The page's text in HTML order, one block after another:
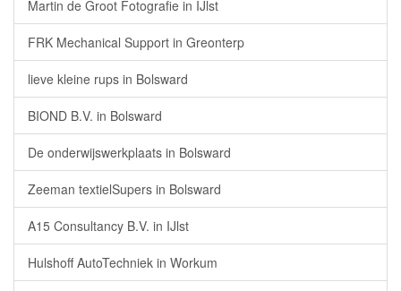
Martin de Groot Fotografie in IJlst
FRK Mechanical Support in Greonterp
lieve kleine rups in Bolsward
BIOND B.V. in Bolsward
De onderwijswerkplaats in Bolsward
Zeeman textielSupers in Bolsward
A15 Consultancy B.V. in IJlst
Hulshoff AutoTechniek in Workum